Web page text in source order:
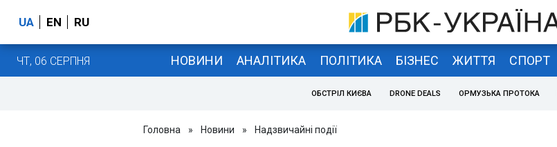
UA EN RU
ЧТ, 06 СЕРПНЯ НОВИНИ АНАЛІТИКА ПОЛІТИКА БІЗНЕС ЖИТТЯ СПОРТ
ОБСТРІЛ КИЄВА DRONE DEALS ОРМУЗЬКА ПРОТОКА
Головна » Новини » Надзвичайні події